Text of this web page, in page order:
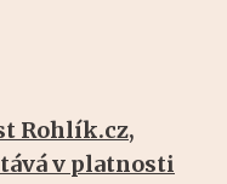
Rohlík.cz,
v platnosti